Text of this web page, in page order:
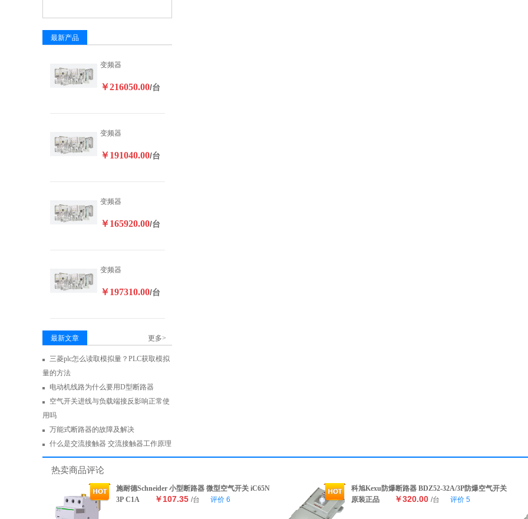
最新产品
变频器
￥216050.00/台
变频器
￥191040.00/台
变频器
￥165920.00/台
变频器
￥197310.00/台
最新文章 更多>
三菱plc怎么读取模拟量？PLC获取模拟
量的方法
电动机线路为什么要用D型断路器
空气开关进线与负载端接反影响正常使
用吗
万能式断路器的故障及解决
什么是交流接触器 交流接触器工作原理
热卖商品评论
施耐德Schneider 小型断路器 微型空气开关 iC65N
3P C1A
￥107.35 /台 评价 6
科旭Kexu防爆断路器 BDZ52-32A/3P防爆空气开关
原装正品
￥320.00 /台 评价 5